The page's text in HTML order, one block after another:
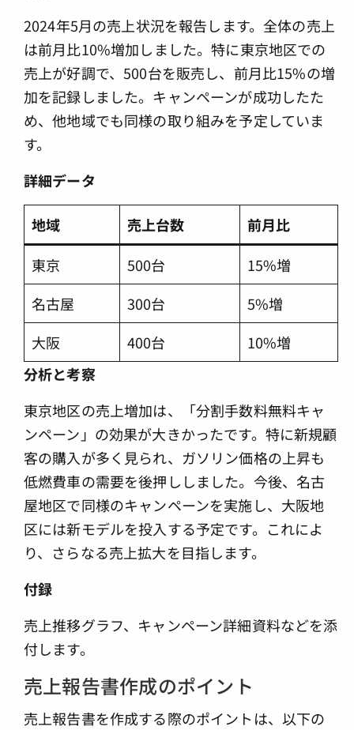
2024年5月の売上状況を報告します。全体の売上
は前月比10%増加しました。特に東京地区での
売上が好調で、500台を販売し、前月比15%の増
加を記録しました。キャンペーンが成功したた
め、他地域でも同様の取り組みを予定していま
す。
詳細データ
地域 売上台数
前月比
東京
500台
15%増
名古屋
300台
5%増
大阪
400台
10%増
分析と考察
東京地区の売上増加は、「分割手数料無料キャ
ンペーン」の効果が大きかったです。特に新規顧
客の購入が多く見られ、ガソリン価格の上昇も
低燃費車の需要を後押ししました。今後、名古
屋地区で同様のキャンペーンを実施し、大阪地
区には新モデルを投入する予定です。これによ
り、さらなる売上拡大を目指します。
付録
売上推移グラフ、キャンペーン詳細資料などを添
付します。
売上報告書作成のポイント
売上報告書を作成する際のポイントは、以下の